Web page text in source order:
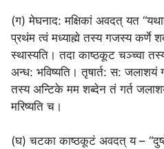
(ग) मेघनाद: मक्षिकां अवदत्‌ यत
प्रथंम त्वं मध्याह्मे तस्य गजस्य कर्णे
स्थास्यति। तदा काष्ठकूट चञ्च्वा
अन्ध: भविष्यति। तृषार्त: स: जलाशयं
तस्य अन्टिके मम शब्देन तं गर्त जलाशयं
मरिष्यति च।
(घ) चटका काष्ठकूटं अवदत्‌ य –